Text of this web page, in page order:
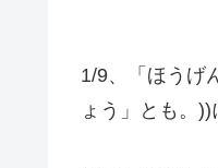
1/9、「ほうげ
ょう」とも。))